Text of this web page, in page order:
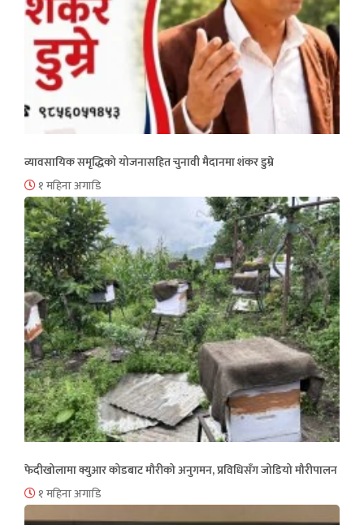
व्यावसायिक समृद्धिको योजनासहित चुनावी मैदानमा शंकर डुम्रे
१ महिना अगाडि
फेदीखोलामा क्युआर कोडबाट मौरीको अनुगमन, प्रविधिसँग जोडियो मौरीपालन
१ महिना अगाडि